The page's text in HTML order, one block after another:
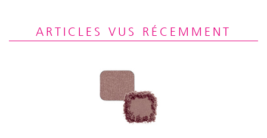
ARTICLES VUS RÉCEMMENT